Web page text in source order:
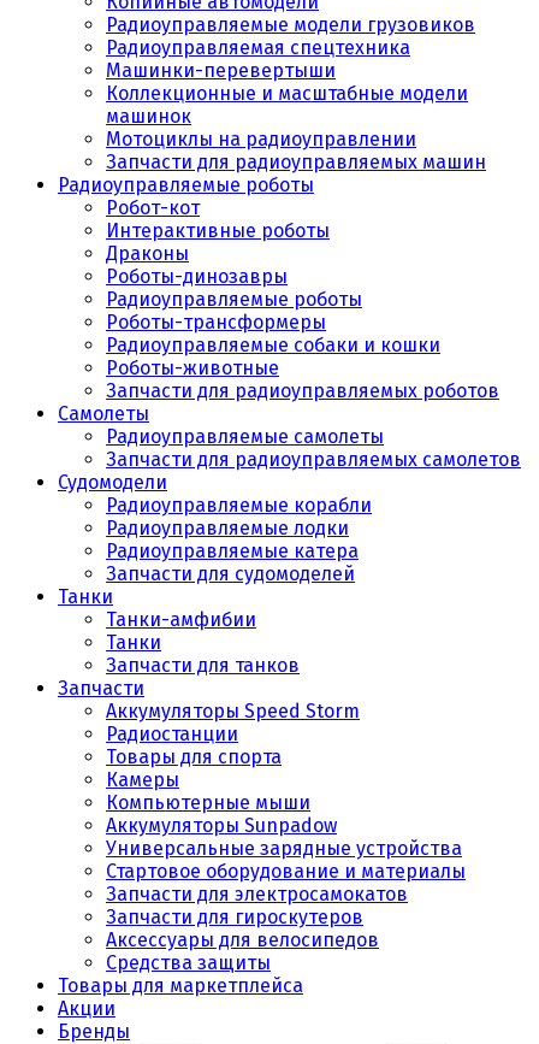
Радиоуправляемые модели грузовиков
Радиоуправляемая спецтехника
Машинки-перевертыши
Коллекционные и масштабные модели
машинок
Мотоциклы на радиоуправлении
Запчасти для радиоуправляемых машин
Радиоуправляемые роботы
Робот-кот
Интерактивные роботы
Драконы
Роботы-динозавры
Радиоуправляемые роботы
Роботы-трансформеры
Радиоуправляемые собаки и кошки
Роботы-животные
Запчасти для радиоуправляемых роботов
Самолеты
Радиоуправляемые самолеты
Запчасти для радиоуправляемых самолетов
Судомодели
Радиоуправляемые корабли
Радиоуправляемые лодки
Радиоуправляемые катера
Запчасти для судомоделей
Танки
Танки-амфибии
Танки
Запчасти для танков
Запчасти
Аккумуляторы Speed Storm
Радиостанции
Товары для спорта
Камеры
Компьютерные мыши
Аккумуляторы Sunpadow
Универсальные зарядные устройства
Стартовое оборудование и материалы
Запчасти для электросамокатов
Запчасти для гироскутеров
Аксессуары для велосипедов
Средства защиты
Товары для маркетплейса
Акции
Бренды